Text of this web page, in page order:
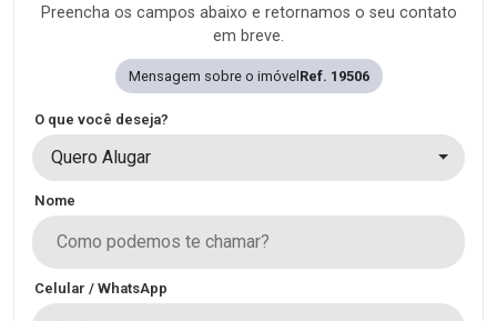
Preencha os campos abaixo e retornamos o seu contato
em breve.
Mensagem sobre o imóvel Ref. 19506
O que você deseja?
Quero Alugar
Nome
Celular / WhatsApp